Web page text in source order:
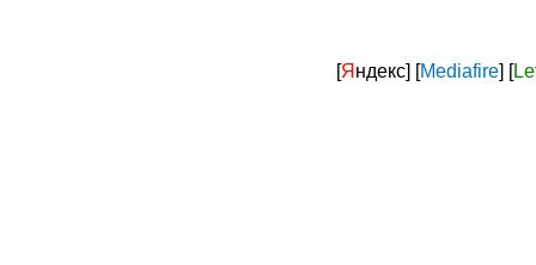
[Яндекс] [Mediafire] [